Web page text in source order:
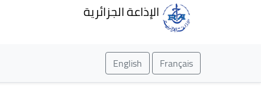
الإذاعة الجزائرية
Français
English